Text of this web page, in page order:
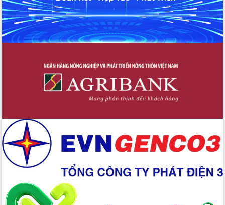
Xây dựng nền hành chính số đồng
hành cùng nông dân dân, doanh nghiệp
Giai đoạn 2026-2030, Đắk Lắk phấn
đấu có 77% xã đạt chuẩn nông thôn
Chuyển đổi số 'mở đường' cho nông
nghiệp Đắk Lắk tăng trưởng bứt phá
Triển khai đồng bộ đo đạc, lập hồ sơ
địa chính, hoàn thiện cơ sở dữ liệu đất
Ứng dụng sinh trắc học - Bước tiến
trong hành trình chuyển đổi số tại Đắk
Lắk
Đắk Lắk nâng cao hiệu quả công tác
Đảng từ Sổ tay đảng viên điện tử
Đắk Lắk đẩy mạnh nuôi biển công
nghệ, hướng tới phát triển thủy sản
bền vững